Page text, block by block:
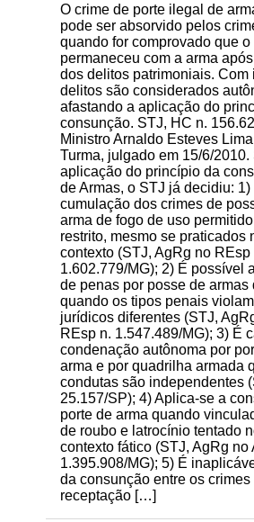
O crime de porte ilegal de
pode ser absorvido pelos
quando for comprovado que o
permaneceu com a arma
dos delitos patrimoniais. Com
delitos são considerados
afastando a aplicação do
consunção. STJ, HC n.
Ministro Arnaldo Esteves
Turma, julgado em 15/6/2010.
aplicação do princípio da
de Armas, o STJ já decidiu:
cumulação dos crimes de
arma de fogo de uso
restrito, mesmo se praticados
contexto (STJ, AgRg no REsp
1.602.779/MG); 2) É possível
de penas por posse de armas
quando os tipos penais
jurídicos diferentes (STJ,
REsp n. 1.547.489/MG); 3) É
condenação autônoma por
arma e por quadrilha armada
condutas são independentes
25.157/SP); 4) Aplica-se a
porte de arma quando
de roubo e latrocínio tentado
contexto fático (STJ, AgRg no
1.395.908/MG); 5) É
da consunção entre os crimes
receptação […]